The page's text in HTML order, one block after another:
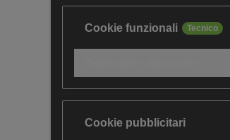
Cookie funzionali Tecnico
Cookie pubblicitari